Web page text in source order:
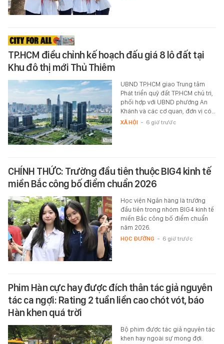
TP.HCM điều chỉnh kế hoạch đấu giá 8 lô đất tại
Khu đô thị mới Thủ Thiêm
UBND TP.HCM giao Trung tâm
Phát triển quỹ đất TP.HCM chủ trì,
phối hợp với UBND phường An
Khánh và các cơ quan, đơn vị có…
XÃ HỘI - 6 giờ trước
CHÍNH THỨC: Trường đầu tiên thuộc BIG4 kinh tế
miền Bắc công bố điểm chuẩn 2026
Học viện Ngân hàng là trường
đầu tiên trong nhóm BIG4 kinh tế
miền Bắc công bố điểm chuẩn
năm 2026.
HỌC ĐƯỜNG - 6 giờ trước
Phim Hàn cực hay được đích thân tác giả nguyên
tác ca ngợi: Rating 2 tuần liền cao chót vót, báo
Hàn khen quá trời
Bộ phim được tác giả nguyên tác
khen hay ngoài sự mong đợi.